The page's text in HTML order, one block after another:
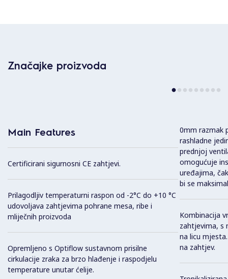
Značajke proizvoda
Main Features
Certificirani sigurnosni CE zahtjevi.
Prilagodljiv temperaturni raspon od -2°C do +10 °C
udovoljava zahtjevima pohrane mesa, ribe i
mliječnih proizvoda
Opremljeno s Optiflow sustavnom prisilne
cirkulacije zraka za brzo hlađenje i raspodjelu
temperature unutar ćelije.
0mm razmak
rashladne
prednjoj
omogućuje
uređajima,
bi se
Kombinacija
zahtjevima, s
na licu
na zahtjev.